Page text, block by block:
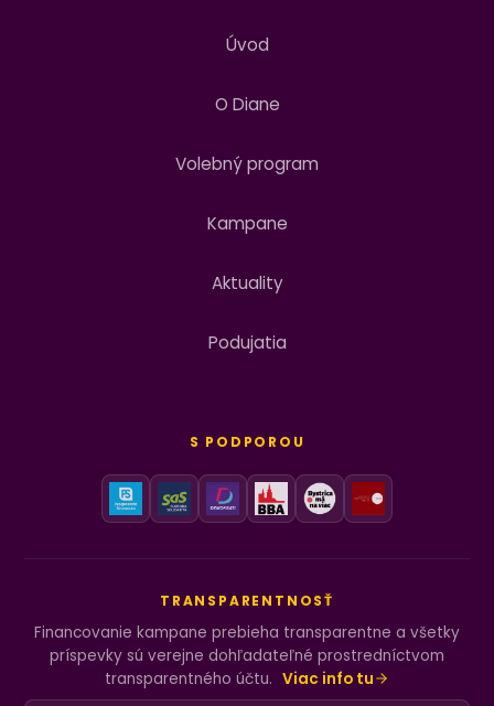
Úvod
O Diane
Volebný program
Kampane
Aktuality
Podujatia
S PODPOROU
TRANSPARENTNOSŤ
Financovanie kampane prebieha transparentne a všetky
príspevky sú verejne dohľadateľné prostredníctvom
transparentného účtu. Viac info tu